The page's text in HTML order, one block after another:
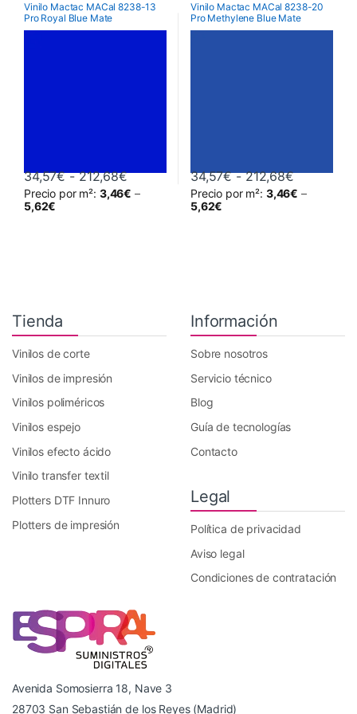
Vinilo Mactac MACal 8238-13
Pro Royal Blue Mate
34,57€ - 212,68€Rango de precios: desde 34,57€
Precio por m²: 3,46€ –
5,62€
Este producto tiene múltiples variantes. Las opciones se
Vinilo Mactac MACal 8238-20
Pro Methylene Blue Mate
34,57€ - 212,68€Rango de
Precio por m²: 3,46€ –
5,62€
Este producto tiene múltiples
Tienda
Vinilos de corte
Vinilos de impresión
Vinilos poliméricos
Vinilos espejo
Vinilos efecto ácido
Vinilo transfer textil
Plotters DTF Innuro
Plotters de impresión
Información
Sobre nosotros
Servicio técnico
Blog
Guía de tecnologías
Contacto
Legal
Política de privacidad
Aviso legal
Condiciones de contratación
Avenida Somosierra 18, Nave 3
28703 San Sebastián de los Reyes (Madrid)